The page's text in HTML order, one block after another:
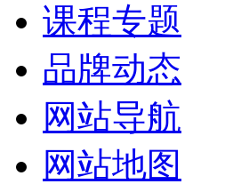
课程专题
品牌动态
网站导航
网站地图